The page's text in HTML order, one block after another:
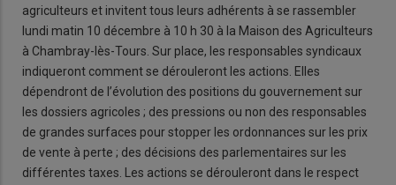
agriculteurs et invitent tous leurs adhérents à se rassembler
lundi matin 10 décembre à 10 h 30 à la Maison des Agriculteurs
à Chambray-lès-Tours. Sur place, les responsables syndicaux
indiqueront comment se dérouleront les actions. Elles
dépendront de l’évolution des positions du gouvernement sur
les dossiers agricoles ; des pressions ou non des responsables
de grandes surfaces pour stopper les ordonnances sur les prix
de vente à perte ; des décisions des parlementaires sur les
différentes taxes. Les actions se dérouleront dans le respect